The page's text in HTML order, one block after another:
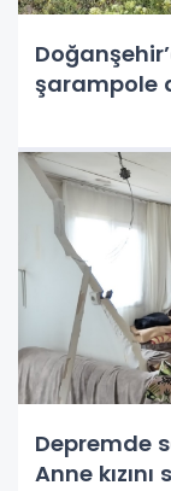
şarampole
Depremde
Anne